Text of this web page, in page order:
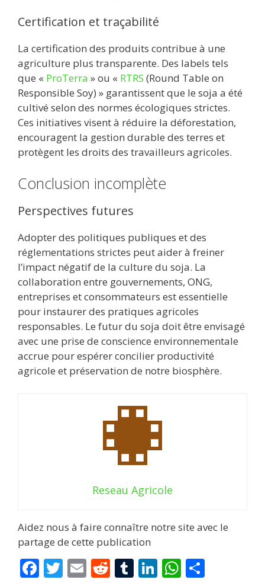
Certification et traçabilité
La certification des produits contribue à une
agriculture plus transparente. Des labels tels
que « ProTerra » ou « RTRS (Round Table on
Responsible Soy) » garantissent que le soja a été
cultivé selon des normes écologiques strictes.
Ces initiatives visent à réduire la déforestation,
encouragent la gestion durable des terres et
protègent les droits des travailleurs agricoles.
Conclusion incomplète
Perspectives futures
Adopter des politiques publiques et des
réglementations strictes peut aider à freiner
l’impact négatif de la culture du soja. La
collaboration entre gouvernements, ONG,
entreprises et consommateurs est essentielle
pour instaurer des pratiques agricoles
responsables. Le futur du soja doit être envisagé
avec une prise de conscience environnementale
accrue pour espérer concilier productivité
agricole et préservation de notre biosphère.
Reseau Agricole
Aidez nous à faire connaître notre site avec le
partage de cette publication
F T E R T Li W